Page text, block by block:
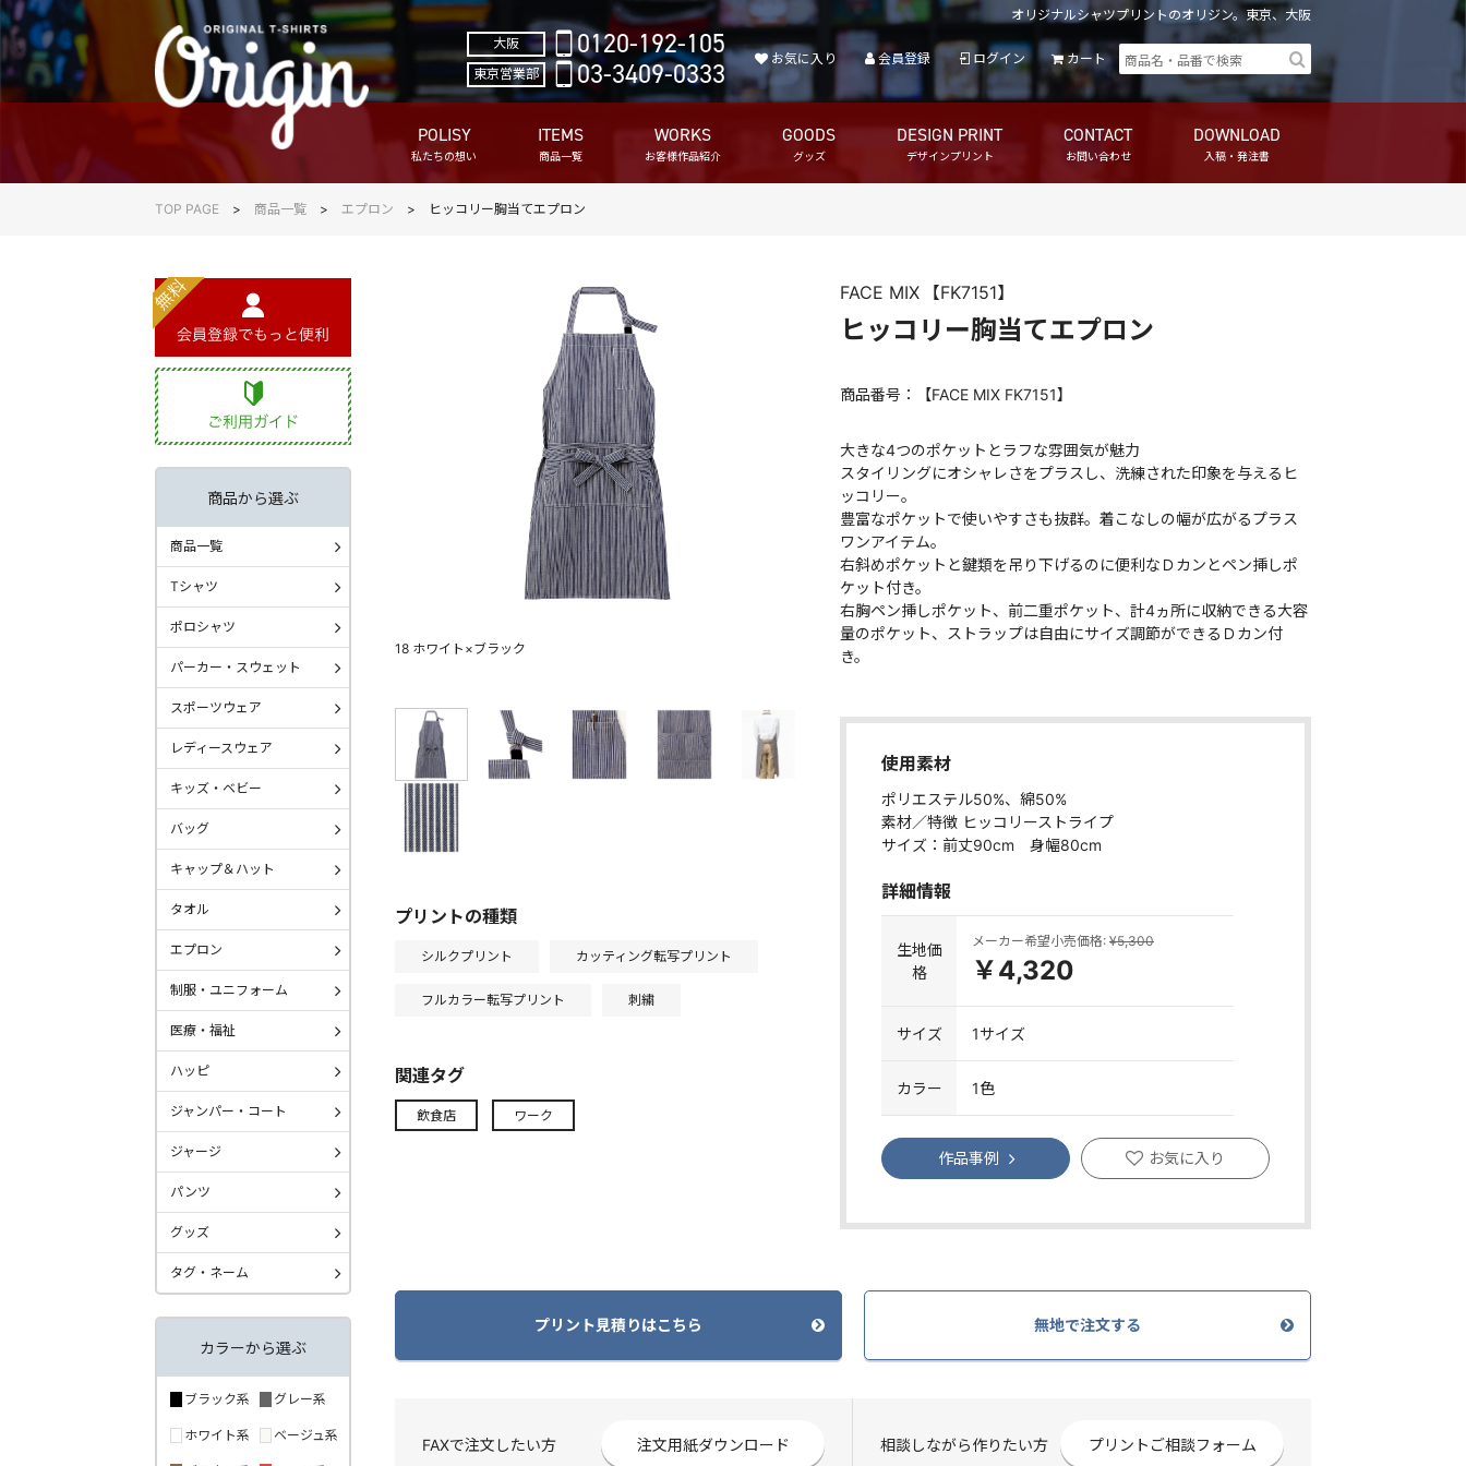
オリジナルシャツプリントのオリジン。東京、大阪
POLISY
私たちの想い
ITEMS
商品一覧
WORKS
お客様作品紹介
GOODS
グッズ
DESIGN PRINT
デザインプリント
CONTACT
お問い合わせ
DOWNLOAD
入稿・発注書
大阪 0120-192-105
東京営業部 03-3409-0333 お気に入り 会員登録 ログイン カート
TOP PAGE 商品一覧 エプロン ヒッコリー胸当てエプロン
18 ホワイト×ブラック
プリントの種類
シルクプリント カッティング転写プリント
フルカラー転写プリント 刺繍
関連タグ
飲食店 ワーク
FACE MIX 【FK7151】
ヒッコリー胸当てエプロン
商品番号：【FACE MIX FK7151】
大きな4つのポケットとラフな雰囲気が魅力
スタイリングにオシャレさをプラスし、洗練された印象を与えるヒ
ッコリー。
豊富なポケットで使いやすさも抜群。着こなしの幅が広がるプラス
ワンアイテム。
右斜めポケットと鍵類を吊り下げるのに便利なＤカンとペン挿しポ
ケット付き。
右胸ペン挿しポケット、前二重ポケット、計4ヵ所に収納できる大容
量のポケット、ストラップは自由にサイズ調節ができるＤカン付
き。
使用素材
ポリエステル50%、綿50%
素材／特徴 ヒッコリーストライプ
サイズ：前丈90cm 身幅80cm
詳細情報
生地価
格
メーカー希望小売価格: ¥5,300
￥4,320
サイズ 1サイズ
カラー 1色
作品事例 お気に入り
プリント見積りはこちら 無地で注文する
FAXで注文したい方 注文用紙ダウンロード 相談しながら作りたい方 プリントご相談フォーム
商品から選ぶ
商品一覧
Tシャツ
ポロシャツ
パーカー・スウェット
スポーツウェア
レディースウェア
キッズ・ベビー
バッグ
キャップ＆ハット
タオル
エプロン
制服・ユニフォーム
医療・福祉
ハッピ
ジャンパー・コート
ジャージ
パンツ
グッズ
タグ・ネーム
カラーから選ぶ
ブラック系 グレー系
ホワイト系 ベージュ系